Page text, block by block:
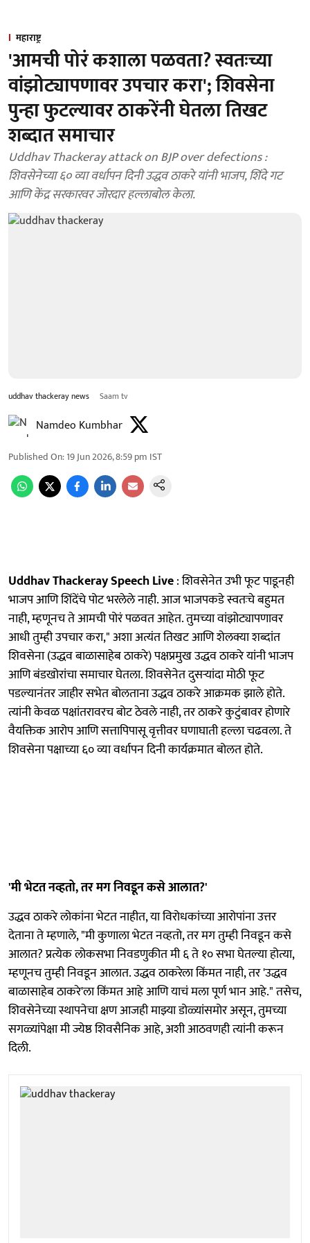
महाराष्ट्र
'आमची पोरं कशाला पळवता? स्वतःच्या
वांझोट्यापणावर उपचार करा'; शिवसेना
पुन्हा फुटल्यावर ठाकरेंनी घेतला तिखट
शब्दात समाचार
Uddhav Thackeray attack on BJP over defections :
शिवसेनेच्या ६० व्या वर्धापन दिनी उद्धव ठाकरे यांनी भाजप, शिंदे गट
आणि केंद्र सरकारवर जोरदार हल्लाबोल केला.
uddhav thackeray news Saam tv
Namdeo Kumbhar
Published On:19 Jun 2026, 8:59 pm IST
Uddhav Thackeray Speech Live: शिवसेनेत उभी फूट पाडूनही
भाजप आणि शिंदेंचे पोट भरलेले नाही. आज भाजपकडे स्वतःचे बहुमत
नाही, म्हणूनच ते आमची पोरं पळवत आहेत. तुमच्या वांझोट्यापणावर
आधी तुम्ही उपचार करा," अशा अत्यंत तिखट आणि शेलक्या शब्दांत
शिवसेना (उद्धव बाळासाहेब ठाकरे) पक्षप्रमुख उद्धव ठाकरे यांनी भाजप
आणि बंडखोरांचा समाचार घेतला. शिवसेनेत दुसऱ्यांदा मोठी फूट
पडल्यानंतर जाहीर सभेत बोलताना उद्धव ठाकरे आक्रमक झाले होते.
त्यांनी केवळ पक्षांतरावरच बोट ठेवले नाही, तर ठाकरे कुटुंबावर होणारे
वैयक्तिक आरोप आणि सत्तापिपासू वृत्तीवर घणाघाती हल्ला चढवला. ते
शिवसेना पक्षाच्या ६० व्या वर्धापन दिनी कार्यक्रमात बोलत होते.
'मी भेटत नव्हतो, तर मग निवडून कसे आलात?'
उद्धव ठाकरे लोकांना भेटत नाहीत, या विरोधकांच्या आरोपांना उत्तर
देताना ते म्हणाले, "मी कुणाला भेटत नव्हतो, तर मग तुम्ही निवडून कसे
आलात? प्रत्येक लोकसभा निवडणुकीत मी ६ ते १० सभा घेतल्या होत्या,
म्हणूनच तुम्ही निवडून आलात. उद्धव ठाकरेला किंमत नाही, तर 'उद्धव
बाळासाहेब ठाकरे'ला किंमत आहे आणि याचं मला पूर्ण भान आहे." तसेच,
शिवसेनेच्या स्थापनेचा क्षण आजही माझ्या डोळ्यांसमोर असून, तुमच्या
सगळ्यांपेक्षा मी ज्येष्ठ शिवसैनिक आहे, अशी आठवणही त्यांनी करून
दिली.